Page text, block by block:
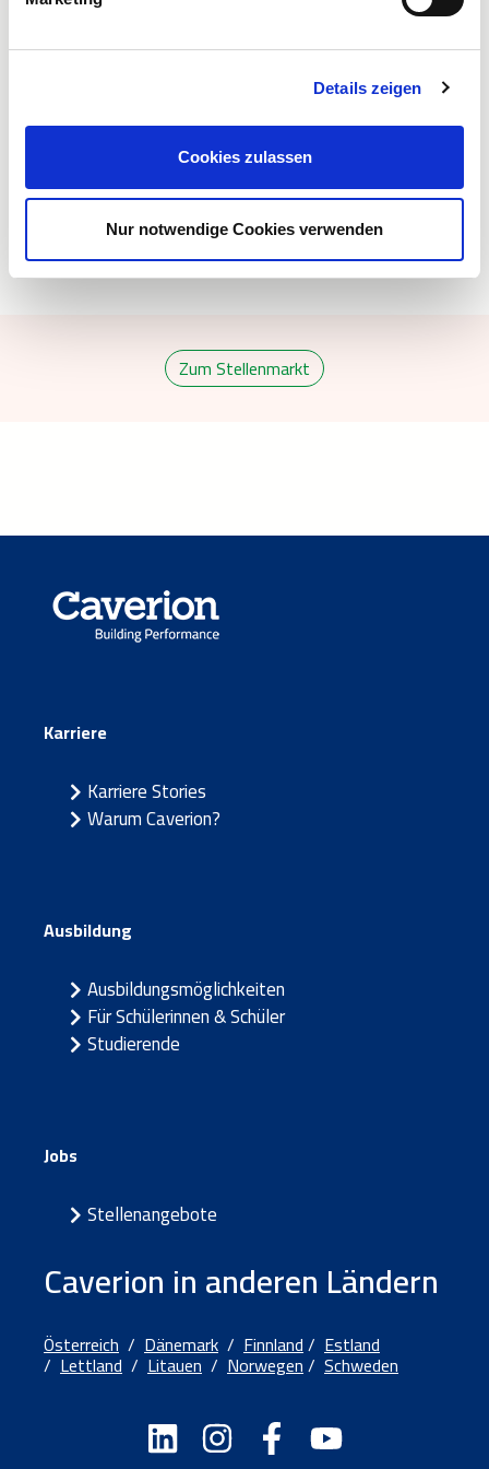
Details zeigen
Cookies zulassen
Nur notwendige Cookies verwenden
wesentliche Grundlagen der Kälte- und Anlagentechnik sowie
deren Mess-, Steuer- und Regeltechnik.
Michael Bofinger
Ausbilder
+49 711 13498-101
Zum Stellenmarkt
Karriere
Karriere Stories
Warum Caverion?
Ausbildung
Ausbildungsmöglichkeiten
Für Schülerinnen & Schüler
Studierende
Jobs
Stellenangebote
Caverion in anderen Ländern
Österreich / Dänemark / Finnland/ Estland
/ Lettland / Litauen / Norwegen/ Schweden